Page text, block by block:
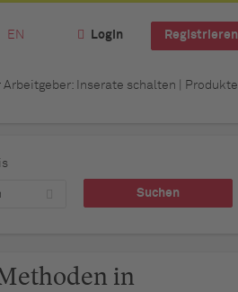
EN Login Registrieren
Arbeitgeber: Inserate schalten | Produkte
in